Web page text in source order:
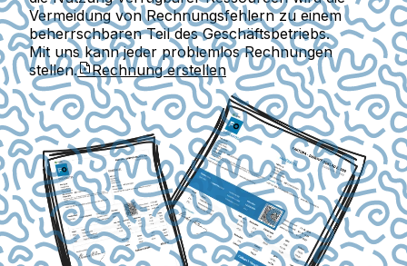
Vermeidung von Rechnungsfehlern zu einem
beherrschbaren Teil des Geschäftsbetriebs.
Mit uns kann jeder problemlos Rechnungen
stellen.
Rechnung erstellen